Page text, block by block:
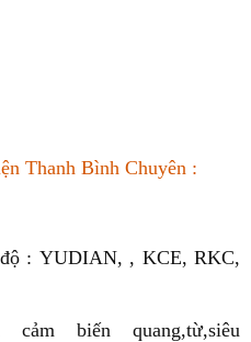
Thanh Bình Chuyên :
: YUDIAN, , KCE, RKC,
biến quang,từ,siêu